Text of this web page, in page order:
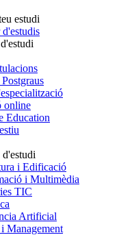
estudi
online
Education
d'estudi
i Edificació
i Multimèdia
TIC
Artificial
Management